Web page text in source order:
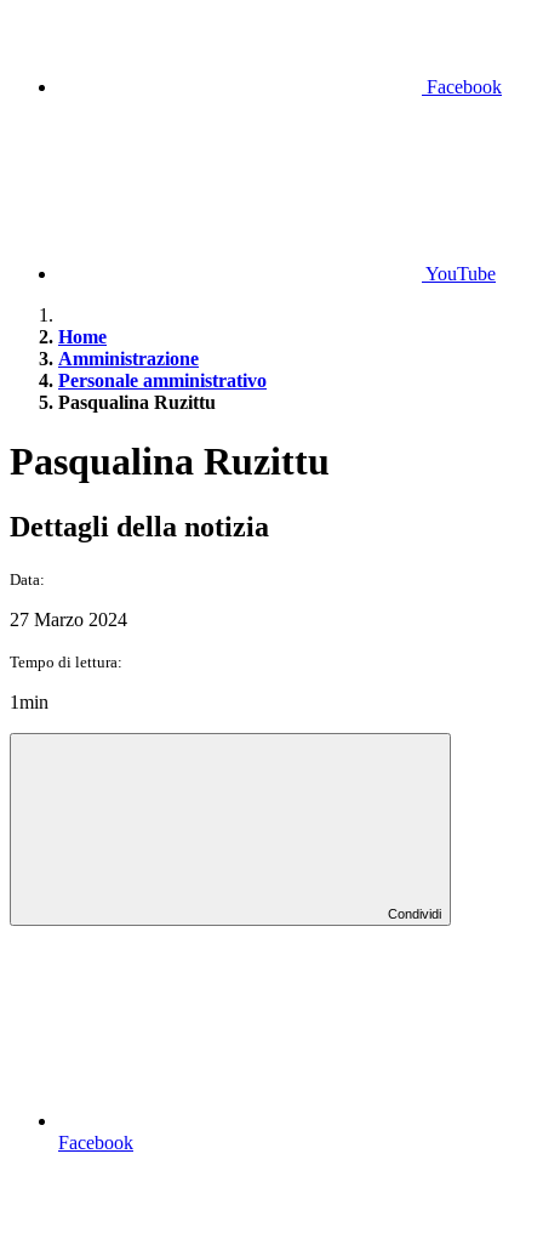
Facebook
YouTube
Home
Amministrazione
Personale amministrativo
Pasqualina Ruzittu
Pasqualina Ruzittu
Dettagli della notizia
Data:
27 Marzo 2024
Tempo di lettura:
1min
Condividi
Facebook